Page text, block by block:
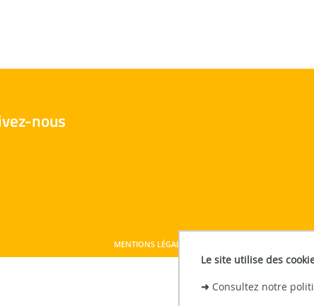
Le site utilise des
➜ Consultez notre
nous
MENTIONS LÉGALES